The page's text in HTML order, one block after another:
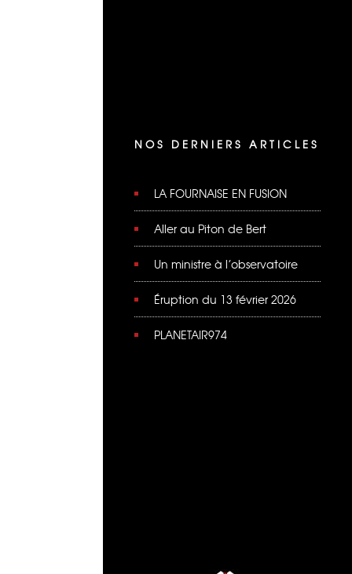
NOS DERNIERS ARTICLES
LA FOURNAISE EN FUSION
Aller au Piton de Bert
Un ministre à l’observatoire
Éruption du 13 février 2026
PLANETAIR974